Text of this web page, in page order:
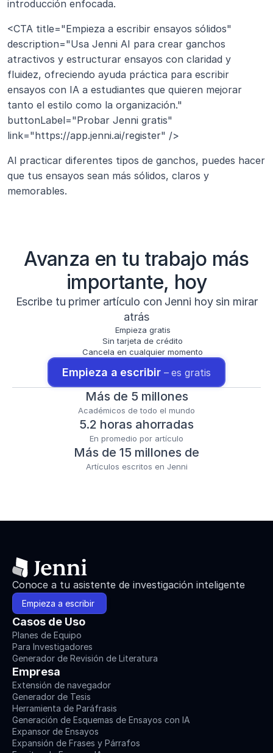
introducción enfocada.
<CTA title="Empieza a escribir ensayos sólidos"
description="Usa Jenni AI para crear ganchos
atractivos y estructurar ensayos con claridad y
fluidez, ofreciendo ayuda práctica para escribir
ensayos con IA a estudiantes que quieren mejorar
tanto el estilo como la organización."
buttonLabel="Probar Jenni gratis"
link="https://app.jenni.ai/register" />
Al practicar diferentes tipos de ganchos, puedes hacer
que tus ensayos sean más sólidos, claros y
memorables.
Avanza en tu trabajo más
importante, hoy
Escribe tu primer artículo con Jenni hoy sin mirar
atrás
Empieza gratis
Sin tarjeta de crédito
Cancela en cualquier momento
Empieza a escribir – es gratis
Más de 5 millones
Académicos de todo el mundo
5.2 horas ahorradas
En promedio por artículo
Más de 15 millones de
Artículos escritos en Jenni
Conoce a tu asistente de investigación inteligente
Empieza a escribir
Casos de Uso
Planes de Equipo
Para Investigadores
Generador de Revisión de Literatura
Empresa
Extensión de navegador
Generador de Tesis
Herramienta de Paráfrasis
Generación de Esquemas de Ensayos con IA
Expansor de Ensayos
Expansión de Frases y Párrafos